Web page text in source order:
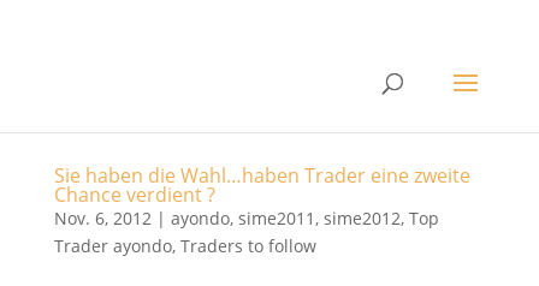
Sie haben die Wahl…haben Trader eine zweite
Chance verdient ?
Nov. 6, 2012| ayondo, sime2011, sime2012, Top
Trader ayondo, Traders to follow